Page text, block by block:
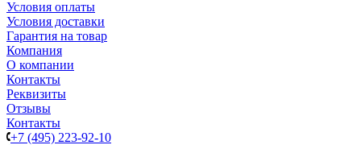
Условия оплаты
Условия доставки
Гарантия на товар
Компания
О компании
Контакты
Реквизиты
Отзывы
Контакты
+7 (495) 223-92-10